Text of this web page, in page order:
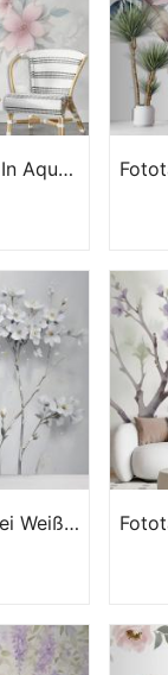
Fototapete Zarte Blumen In Aquarell
Fototapete Aquarellmalerei Weiße Blumen